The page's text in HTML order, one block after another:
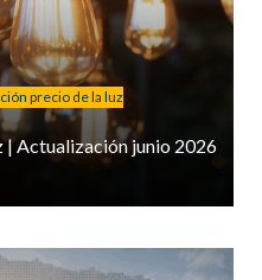
precio de la luz
| Actualización junio 2026